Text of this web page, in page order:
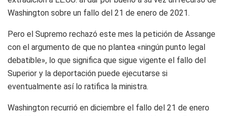
Washington sobre un fallo del 21 de enero de 2021.
Pero el Supremo rechazó este mes la petición de Assange
con el argumento de que no plantea «ningún punto legal
debatible», lo que significa que sigue vigente el fallo del
Superior y la deportación puede ejecutarse si
eventualmente así lo ratifica la ministra.
Washington recurrió en diciembre el fallo del 21 de enero